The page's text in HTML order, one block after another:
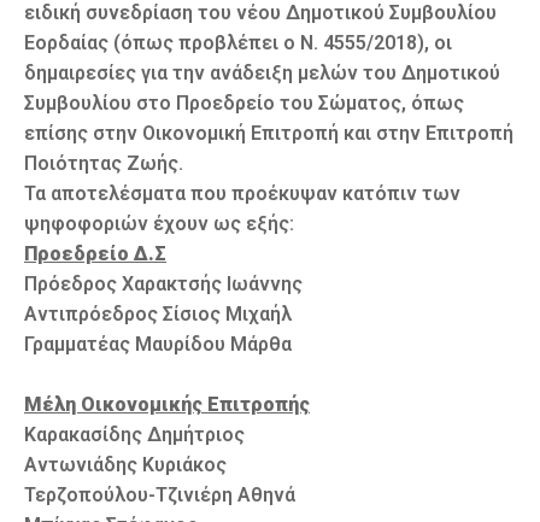
ειδική συνεδρίαση του νέου Δημοτικού Συμβουλίου
Εορδαίας (όπως προβλέπει ο Ν. 4555/2018), οι
δημαιρεσίες για την ανάδειξη μελών του Δημοτικού
Συμβουλίου στο Προεδρείο του Σώματος, όπως
επίσης στην Οικονομική Επιτροπή και στην Επιτροπή
Ποιότητας Ζωής.
Τα αποτελέσματα που προέκυψαν κατόπιν των
ψηφοφοριών έχουν ως εξής:
Προεδρείο Δ.Σ
Πρόεδρος Χαρακτσής Ιωάννης
Αντιπρόεδρος Σίσιος Μιχαήλ
Γραμματέας Μαυρίδου Μάρθα
Μέλη Οικονομικής Επιτροπής
Καρακασίδης Δημήτριος
Αντωνιάδης Κυριάκος
Τερζοπούλου-Τζινιέρη Αθηνά